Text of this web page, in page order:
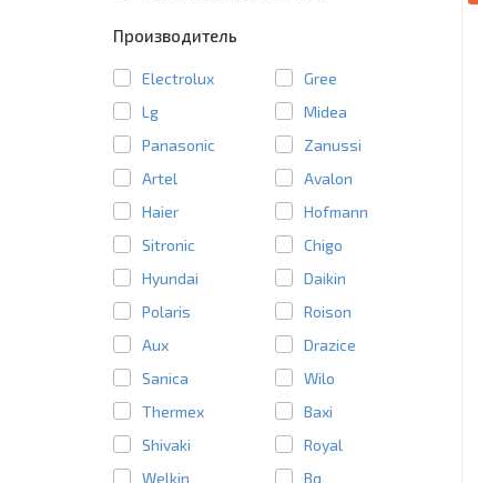
Производитель
Electrolux
Gree
Lg
Midea
Panasonic
Zanussi
Artel
Avalon
Haier
Hofmann
Sitronic
Chigo
Hyundai
Daikin
Polaris
Roison
Aux
Drazice
Sanica
Wilo
Thermex
Baxi
Shivaki
Royal
Welkin
Bq